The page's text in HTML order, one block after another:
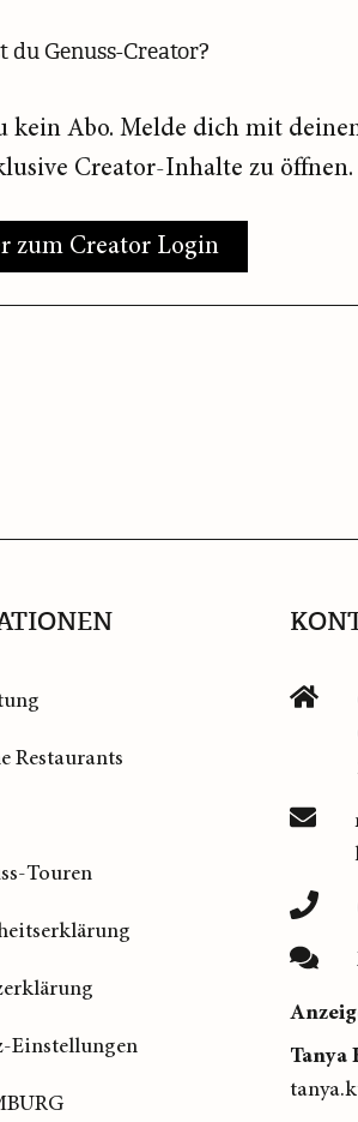
du Genuss-Creator?
kein Abo. Melde dich mit
Creator-Inhalte zu öffnen.
zum Creator Login
Restaurants
Touren
Einstellungen
Tanya